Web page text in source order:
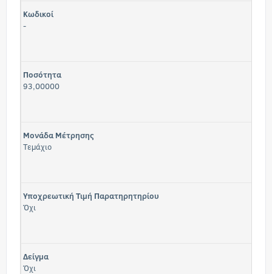
Κωδικοί
-
Ποσότητα
93,00000
Μονάδα Μέτρησης
Τεμάχιο
Υποχρεωτική Τιμή Παρατηρητηρίου
Όχι
Δείγμα
Όχι